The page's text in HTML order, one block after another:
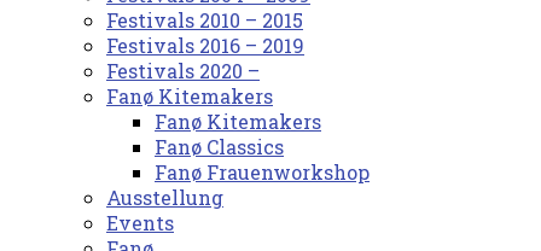
Festivals 2010 – 2015
Festivals 2016 – 2019
Festivals 2020 –
Fanø Kitemakers
Fanø Kitemakers
Fanø Classics
Fanø Frauenworkshop
Ausstellung
Events